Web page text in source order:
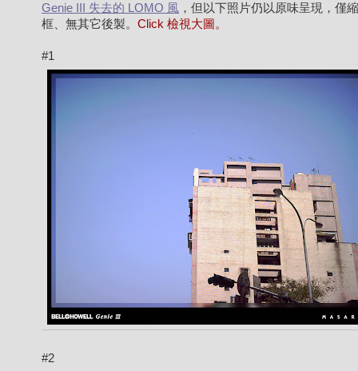
Genie III 失去的 LOMO 風 ，但以下照片仍以原味呈現，僅
框、無其它後製。 Click 檢視大圖。
#1
#2